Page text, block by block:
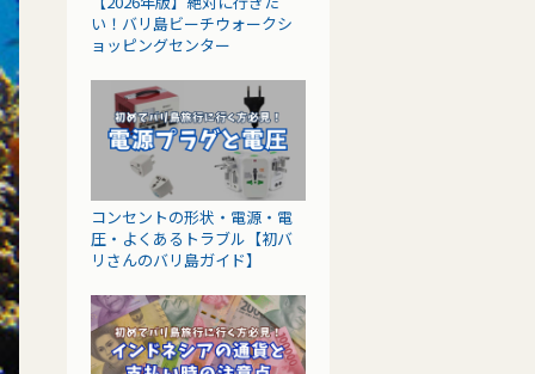
い！バリ島ビーチウォークシ
ョッピングセンター
コンセントの形状・電源・電
圧・よくあるトラブル【初バ
リさんのバリ島ガイド】